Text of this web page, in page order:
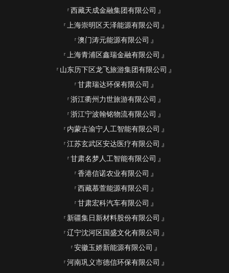
西藏天成金融集团有限公司
上海崇明区天泽能源有限公司
澳门涛元能源有限公司
上海青浦区鑫瑞金融有限公司
山东历下区龙飞旅游集团有限公司
甘肃瑞达环保有限公司
浙江衢州力世旅游有限公司
浙江宁波翰铭物流有限公司
内蒙古渝宁人工智能有限公司
江苏玄武区安达医疗有限公司
甘肃名梦人工智能有限公司
香港信诺农业有限公司
西藏慕萱能源有限公司
甘肃宏科汽车有限公司
新疆集日新材料股份有限公司
辽宁沈河区国盛文化有限公司
安徽玉娇新能源有限公司
河南巩义市德信环保有限公司